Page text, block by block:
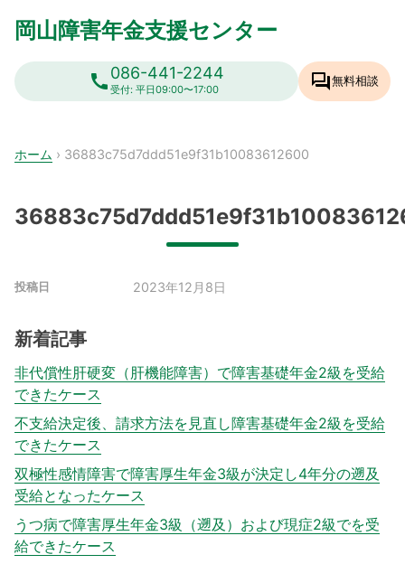
岡山障害年金支援センター
call086-441-2244
受付: 平日09:00〜17:00 forum無料相談
ホーム › 36883c75d7ddd51e9f31b10083612600
投稿日 2023年12月8日
新着記事
非代償性肝硬変（肝機能障害）で障害基礎年金2級を受給
できたケース
不支給決定後、請求方法を見直し障害基礎年金2級を受給
できたケース
双極性感情障害で障害厚生年金3級が決定し4年分の遡及
受給となったケース
うつ病で障害厚生年金3級（遡及）および現症2級でを受
給できたケース